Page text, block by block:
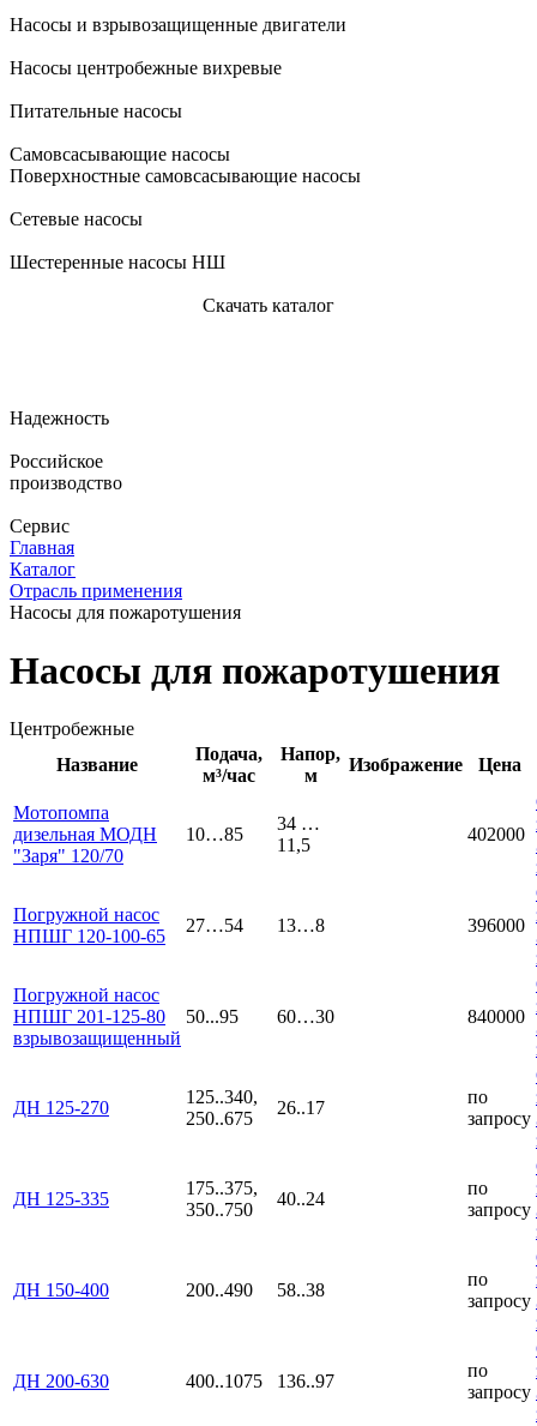
Насосы и взрывозащищенные двигатели
Насосы центробежные вихревые
Питательные насосы
Самовсасывающие насосы
Поверхностные самовсасывающие насосы
Сетевые насосы
Шестеренные насосы НШ
Скачать каталог
Надежность
Российское
производство
Сервис
Главная
Каталог
Отрасль применения
Насосы для пожаротушения
Насосы для пожаротушения
Центробежные
Название
Подача,
м³/час
Напор,
м
Изображение Цена
Мотопомпа
дизельная МОДН
"Заря" 120/70
10…85
34 …
11,5
402000
Погружной насос
НПШГ 120-100-65
27…54 13…8 396000
Погружной насос
НПШГ 201-125-80
взрывозащищенный
50...95 60…30 840000
ДН 125-270
125..340,
250..675
26..17
по
запросу
ДН 125-335
175..375,
350..750
40..24
по
запросу
ДН 150-400 200..490 58..38
по
запросу
ДН 200-630 400..1075 136..97
по
запросу